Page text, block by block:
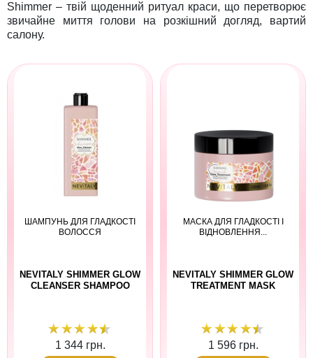
Shimmer – твій щоденний ритуал краси, що перетворює
звичайне миття голови на розкішний догляд, вартий
салону.
ШАМПУНЬ ДЛЯ ГЛАДКОСТІ
ВОЛОССЯ
NEVITALY SHIMMER GLOW
CLEANSER SHAMPOO
1 344 грн.
МАСКА ДЛЯ ГЛАДКОСТІ І
ВІДНОВЛЕННЯ...
NEVITALY SHIMMER GLOW
TREATMENT MASK
1 596 грн.